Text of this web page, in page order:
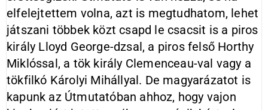
elfelejtettem volna, azt is megtudhatom, lehet
játszani többek közt csapd le csacsit is a piros
király Lloyd George-dzsal, a piros felső Horthy
Miklóssal, a tök király Clemenceau-val vagy a
tökfilkó Károlyi Mihállyal. De magyarázatot is
kapunk az Útmutatóban ahhoz, hogy vajon